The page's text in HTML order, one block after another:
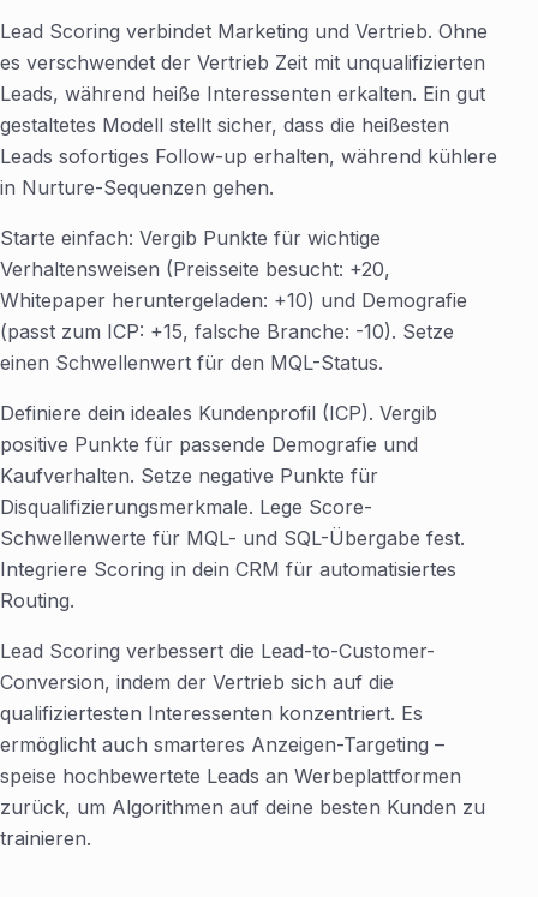
Lead Scoring verbindet Marketing und Vertrieb. Ohne
es verschwendet der Vertrieb Zeit mit unqualifizierten
Leads, während heiße Interessenten erkalten. Ein gut
gestaltetes Modell stellt sicher, dass die heißesten
Leads sofortiges Follow-up erhalten, während kühlere
in Nurture-Sequenzen gehen.
Starte einfach: Vergib Punkte für wichtige
Verhaltensweisen (Preisseite besucht: +20,
Whitepaper heruntergeladen: +10) und Demografie
(passt zum ICP: +15, falsche Branche: -10). Setze
einen Schwellenwert für den MQL-Status.
Definiere dein ideales Kundenprofil (ICP). Vergib
positive Punkte für passende Demografie und
Kaufverhalten. Setze negative Punkte für
Disqualifizierungsmerkmale. Lege Score-
Schwellenwerte für MQL- und SQL-Übergabe fest.
Integriere Scoring in dein CRM für automatisiertes
Routing.
Lead Scoring verbessert die Lead-to-Customer-
Conversion, indem der Vertrieb sich auf die
qualifiziertesten Interessenten konzentriert. Es
ermöglicht auch smarteres Anzeigen-Targeting –
speise hochbewertete Leads an Werbeplattformen
zurück, um Algorithmen auf deine besten Kunden zu
trainieren.